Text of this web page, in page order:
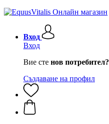
Вход
Вход
Вие сте нов потребител?
Създаване на профил